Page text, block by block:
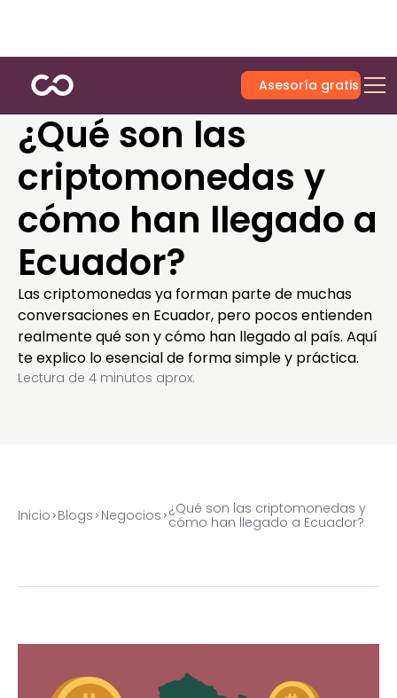
Asesoría gratis
¿Qué son las
criptomonedas y
cómo han llegado a
Ecuador?
Las criptomonedas ya forman parte de muchas
conversaciones en Ecuador, pero pocos entienden
realmente qué son y cómo han llegado al país. Aquí
te explico lo esencial de forma simple y práctica.
Lectura de 4 minutos aprox.
Inicio Blogs Negocios ¿Qué son las criptomonedas y
cómo han llegado a Ecuador?